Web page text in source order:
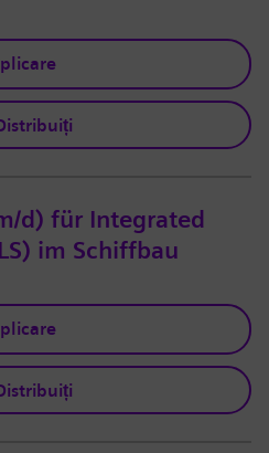
d) für Integrated
im Schiffbau